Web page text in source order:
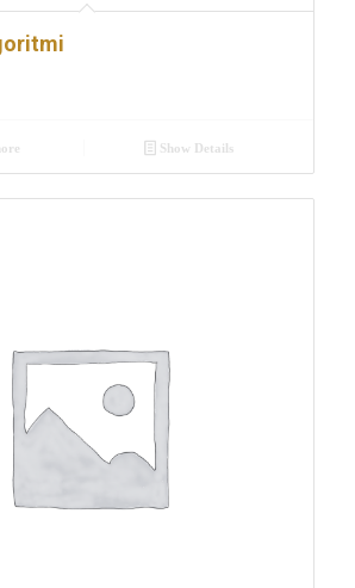
Show Details